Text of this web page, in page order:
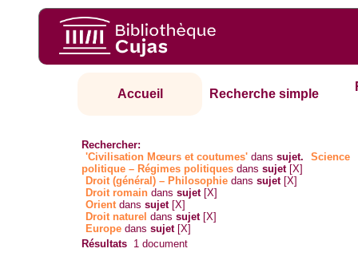
Accueil Recherche simple
Rechercher:
'Civilisation Mœurs et coutumes' danssujet.
Science
politique – Régimes politiques danssujet [X]
Droit (général) – Philosophie danssujet [X]
Droit romain danssujet [X]
Orientdanssujet [X]
Droit naturel danssujet [X]
Europe danssujet [X]
Résultats 1 document